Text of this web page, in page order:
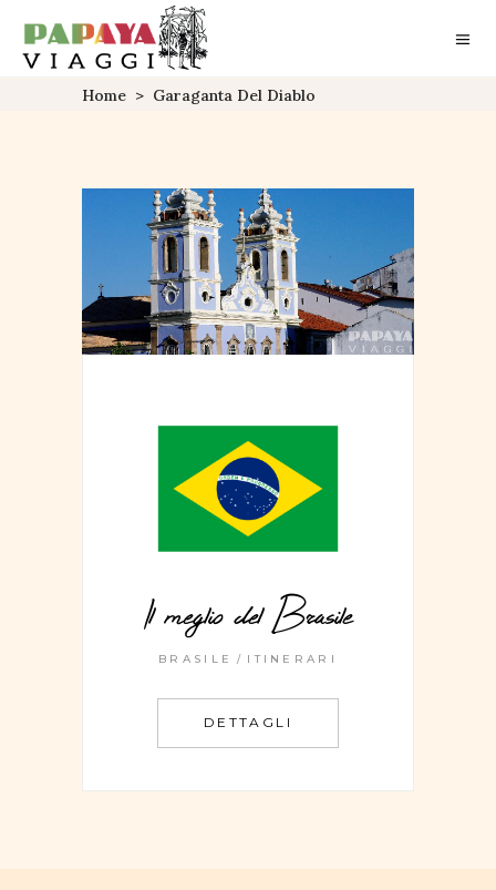
Home > Garaganta Del Diablo
Il meglio del Brasile
BRASILE ITINERARI
DETTAGLI